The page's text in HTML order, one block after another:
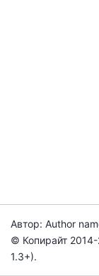
Автор: Author
© Копирайт 2014-
1.3+).